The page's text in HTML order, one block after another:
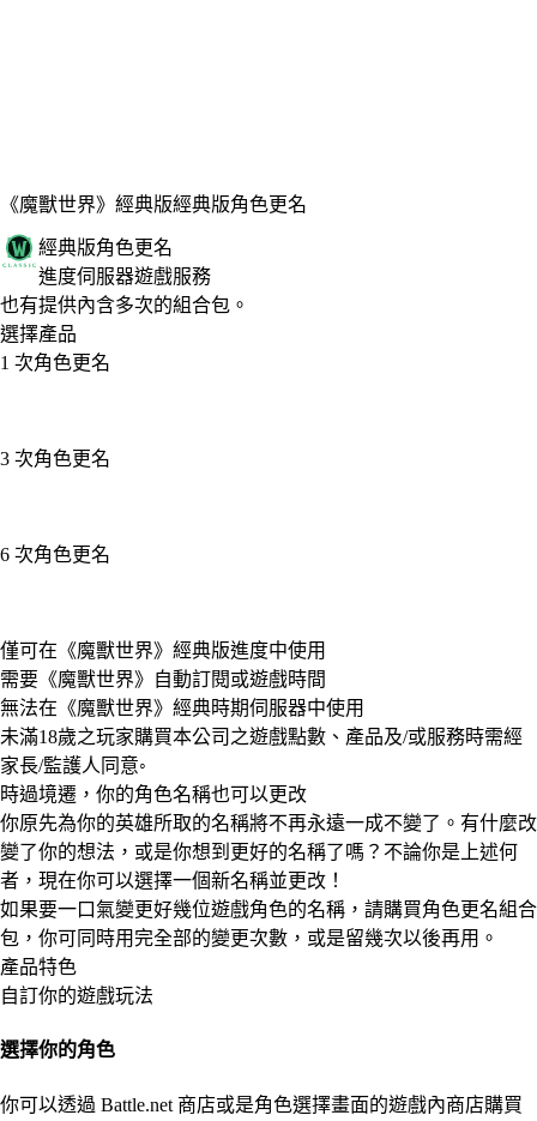
《魔獸世界》經典版經典版角色更名
經典版角色更名
進度伺服器遊戲服務
Product Notification
也有提供內含多次的組合包。
選擇產品
1 次角色更名
3 次角色更名
6 次角色更名
Available actions
僅可在《魔獸世界》經典版進度中使用
需要《魔獸世界》自動訂閱或遊戲時間
無法在《魔獸世界》經典時期伺服器中使用
未滿18歲之玩家購買本公司之遊戲點數、產品及/或服務時需經
家長/監護人同意◦
時過境遷，你的角色名稱也可以更改
你原先為你的英雄所取的名稱將不再永遠一成不變了。有什麼改
變了你的想法，或是你想到更好的名稱了嗎？不論你是上述何
者，現在你可以選擇一個新名稱並更改！
如果要一口氣變更好幾位遊戲角色的名稱，請購買角色更名組合
包，你可同時用完全部的變更次數，或是留幾次以後再用。
產品特色
自訂你的遊戲玩法
選擇你的角色
你可以透過 Battle.net 商店或是角色選擇畫面的遊戲內商店購買